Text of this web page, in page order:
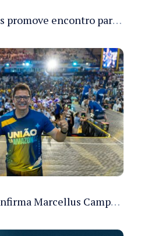
Instituto Eula Artiagas promove encontro para discutir melhorias para o bairro Petrópolis
União Progressista confirma Marcellus Campêlo como candidato a deputado estadual